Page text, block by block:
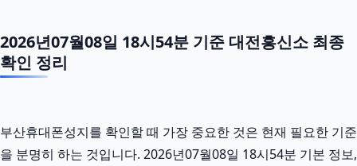
2026년07월08일 18시54분 기준 대전흥신소 최종
확인 정리
부산휴대폰성지를 확인할 때 가장 중요한 것은 현재 필요한 기준
을 분명히 하는 것입니다. 2026년07월08일 18시54분 기본 정보,